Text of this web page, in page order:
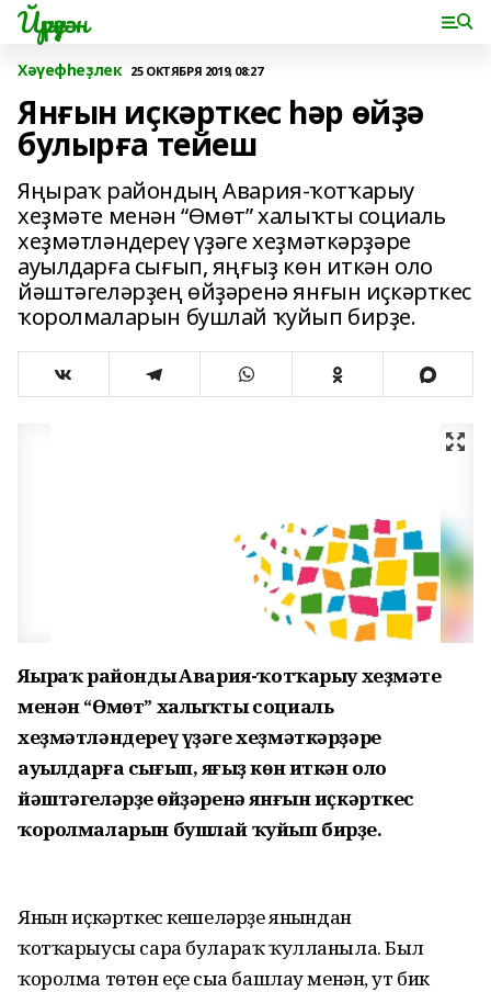
Йүрүҙән
Хәүефһеҙлек 25 ОКТЯБРЯ 2019, 08:27
Янғын иҫкәрткес һәр өйҙә
булырға тейеш
Яңыраҡ райондың Авария-ҡотҡарыу
хеҙмәте менән “Өмөт” халыҡты социаль
хеҙмәтләндереү үҙәге хеҙмәткәрҙәре
ауылдарға сығып, яңғыҙ көн иткән оло
йәштәгеләрҙең өйҙәренә янғын иҫкәрткес
ҡоролмаларын бушлай ҡуйып бирҙе.
Яңыраҡ райондың Авария-ҡотҡарыу хеҙмәте
менән “Өмөт” халыҡты социаль
хеҙмәтләндереү үҙәге хеҙмәткәрҙәре
ауылдарға сығып, яңғыҙ көн иткән оло
йәштәгеләрҙең өйҙәренә янғын иҫкәрткес
ҡоролмаларын бушлай ҡуйып бирҙе.
Янғын иҫкәрткес кешеләрҙе янғындан
ҡотҡарыусы сара булараҡ ҡулланыла. Был
ҡоролма төтөн еҫе сыға башлау менән, ут бик